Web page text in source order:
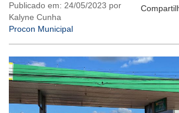
Publicado em: 24/05/2023 por
Kalyne Cunha
Procon Municipal